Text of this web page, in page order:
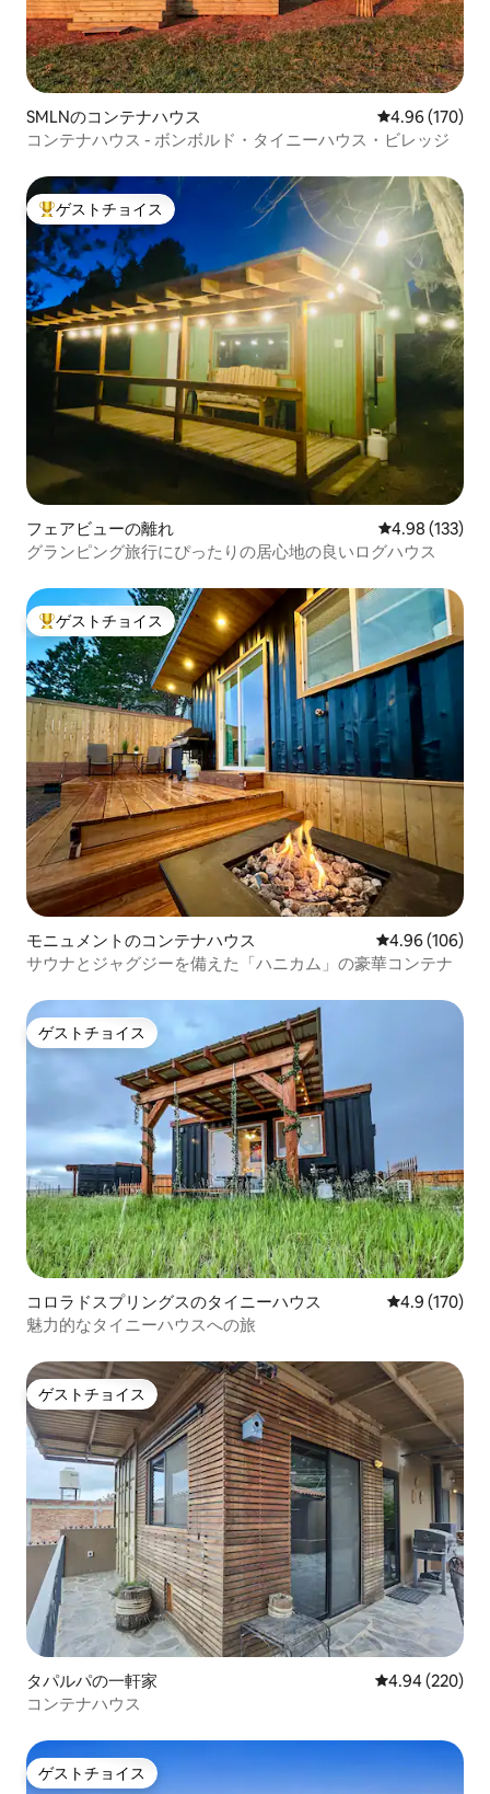
SMLNのコンテナハウス レビュー170
4.96 (170)
コンテナハウス - ボンボルド・タイニーハウス・ビレッジ
大好評のゲストチョイスです。
ゲストチョイス
フェアビューの離れ レビュー133
4.98 (133)
グランピング旅行にぴったりの居心地の良いログハウス
大好評のゲストチョイスです。
ゲストチョイス
モニュメントのコンテナハウス レビュー106
4.96 (106)
サウナとジャグジーを備えた「ハニカム」の豪華コンテナ
ゲストチョイス
ゲストチョイス
コロラドスプリングスのタイニーハウス レビュー170
4.9 (170)
魅力的なタイニーハウスへの旅
ゲストチョイス
ゲストチョイス
タパルパの一軒家 レビュー220
4.94 (220)
コンテナハウス
ゲストチョイス
ゲストチョイス